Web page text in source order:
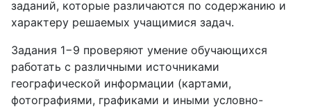
заданий, которые различаются по содержанию и
характеру решаемых учащимися задач.
Задания 1−9 проверяют умение обучающихся
работать с различными источниками
географической информации (картами,
фотографиями, графиками и иными условно-